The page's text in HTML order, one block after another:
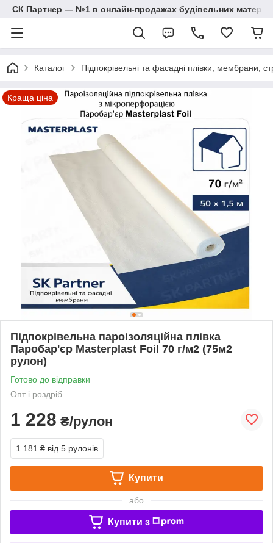
СК Партнер — №1 в онлайн-продажах будівельних
Каталог Підпокрівельні та фасадні плівки, мембрани,
Краща ціна
Підпокрівельна пароізоляційна плівка
Паробар'єр Masterplast Foil 70 г/м2 (75м2
рулон)
Готово до відправки
Опт і роздріб
1 228 ₴/рулон
1 181 ₴ від 5 рулонів
Купити
або
Купити з